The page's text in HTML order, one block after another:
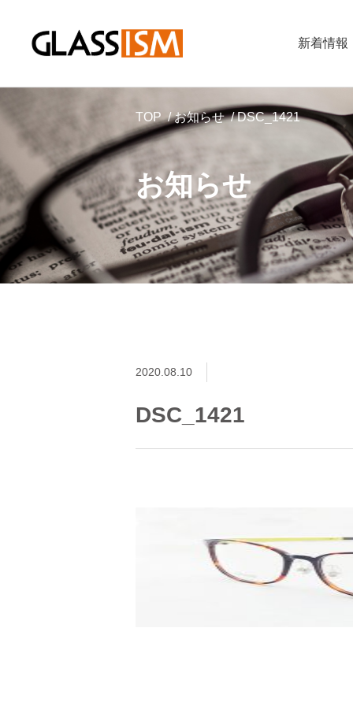
新着情報
お知らせ
TOP お知らせ DSC_1421
2020.08.10
DSC_1421